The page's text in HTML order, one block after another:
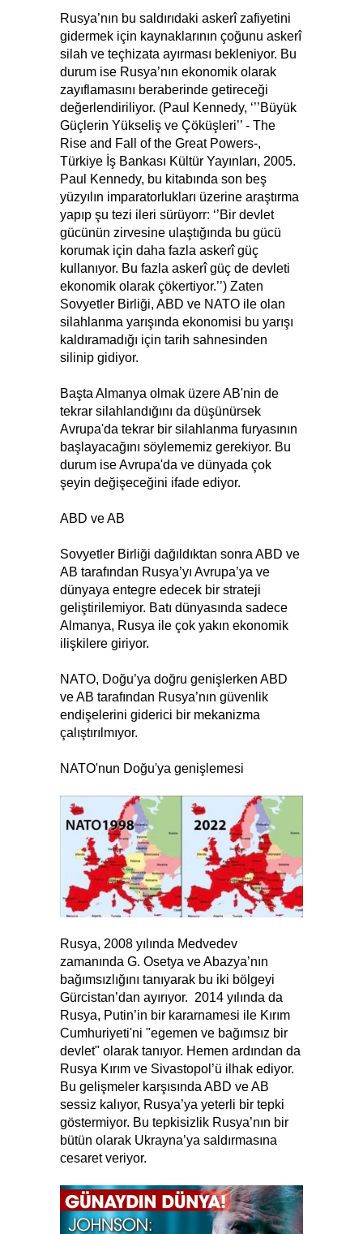
Rusya’nın bu saldırıdaki askerî zafiyetini
gidermek için kaynaklarının çoğunu askerî
silah ve teçhizata ayırması bekleniyor. Bu
durum ise Rusya’nın ekonomik olarak
zayıflamasını beraberinde getireceği
değerlendiriliyor. (Paul Kennedy, ‘’’Büyük
Güçlerin Yükseliş ve Çöküşleri’’ - The
Rise and Fall of the Great Powers-,
Türkiye İş Bankası Kültür Yayınları, 2005.
Paul Kennedy, bu kitabında son beş
yüzyılın imparatorlukları üzerine araştırma
yapıp şu tezi ileri sürüyorr: ‘’Bir devlet
gücünün zirvesine ulaştığında bu gücü
korumak için daha fazla askerî güç
kullanıyor. Bu fazla askerî güç de devleti
ekonomik olarak çökertiyor.’’) Zaten
Sovyetler Birliği, ABD ve NATO ile olan
silahlanma yarışında ekonomisi bu yarışı
kaldıramadığı için tarih sahnesinden
silinip gidiyor.
Başta Almanya olmak üzere AB'nin de
tekrar silahlandığını da düşünürsek
Avrupa'da tekrar bir silahlanma furyasının
başlayacağını söylememiz gerekiyor. Bu
durum ise Avrupa'da ve dünyada çok
şeyin değişeceğini ifade ediyor.
ABD ve AB
Sovyetler Birliği dağıldıktan sonra ABD ve
AB tarafından Rusya’yı Avrupa’ya ve
dünyaya entegre edecek bir strateji
geliştirilemiyor. Batı dünyasında sadece
Almanya, Rusya ile çok yakın ekonomik
ilişkilere giriyor.
NATO, Doğu’ya doğru genişlerken ABD
ve AB tarafından Rusya’nın güvenlik
endişelerini giderici bir mekanizma
çalıştırılmıyor.
NATO'nun Doğu'ya genişlemesi
Rusya, 2008 yılında Medvedev
zamanında G. Osetya ve Abazya’nın
bağımsızlığını tanıyarak bu iki bölgeyi
Gürcistan’dan ayırıyor. 2014 yılında da
Rusya, Putin’in bir kararnamesi ile Kırım
Cumhuriyeti'ni "egemen ve bağımsız bir
devlet" olarak tanıyor. Hemen ardından da
Rusya Kırım ve Sivastopol’ü ilhak ediyor.
Bu gelişmeler karşısında ABD ve AB
sessiz kalıyor, Rusya’ya yeterli bir tepki
göstermiyor. Bu tepkisizlik Rusya’nın bir
bütün olarak Ukrayna’ya saldırmasına
cesaret veriyor.